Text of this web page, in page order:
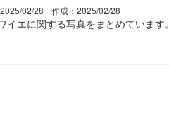
02/28 作成：2025/02/28
イエに関する写真をまとめています。